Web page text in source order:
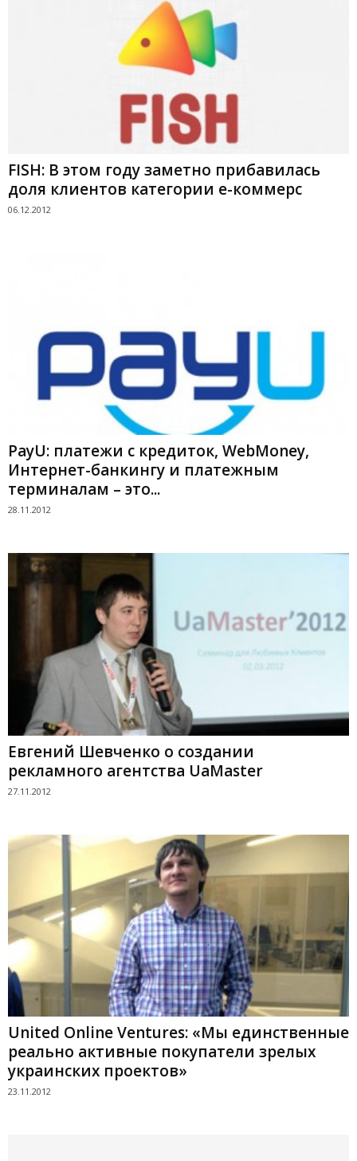
FISH: В этом году заметно прибавилась
доля клиентов категории е-коммерс
06.12.2012
PayU: платежи с кредиток, WebMoney,
Интернет-банкингу и платежным
терминалам – это...
28.11.2012
Евгений Шевченко о создании
рекламного агентства UaMaster
27.11.2012
United Online Ventures: «Мы единственные
реально активные покупатели зрелых
украинских проектов»
23.11.2012